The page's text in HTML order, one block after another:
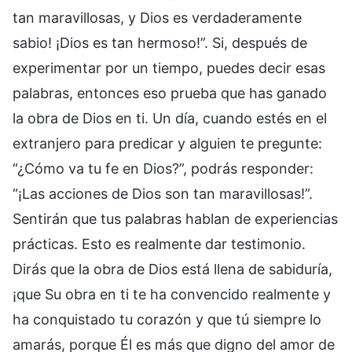
tan maravillosas, y Dios es verdaderamente
sabio! ¡Dios es tan hermoso!”. Si, después de
experimentar por un tiempo, puedes decir esas
palabras, entonces eso prueba que has ganado
la obra de Dios en ti. Un día, cuando estés en el
extranjero para predicar y alguien te pregunte:
“¿Cómo va tu fe en Dios?”, podrás responder:
“¡Las acciones de Dios son tan maravillosas!”.
Sentirán que tus palabras hablan de experiencias
prácticas. Esto es realmente dar testimonio.
Dirás que la obra de Dios está llena de sabiduría,
¡que Su obra en ti te ha convencido realmente y
ha conquistado tu corazón y que tú siempre lo
amarás, porque Él es más que digno del amor de